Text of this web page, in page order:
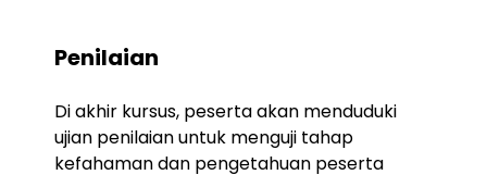
Penilaian
Di akhir kursus, peserta akan menduduki
ujian penilaian untuk menguji tahap
kefahaman dan pengetahuan peserta